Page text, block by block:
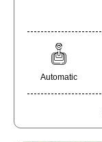
Automatic